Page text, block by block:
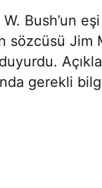
Bush’un
sözcüsü Jim
gerekli